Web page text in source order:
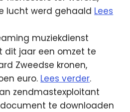
lucht werd gehaald Lees
muziekdienst
dit jaar een omzet te
Zweedse kronen,
euro. Lees verder.
zendmastexploitant
document te downloaden